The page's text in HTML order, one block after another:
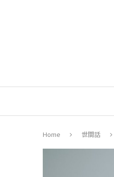
Home 世間話